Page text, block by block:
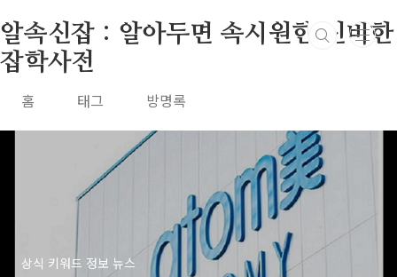
알속신잡 : 알아두면 속시원한 신비한
잡학사전
홈 태그 방명록
상식 키워드 정보 뉴스